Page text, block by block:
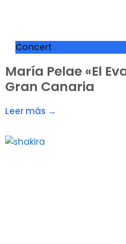
Concert
María Pelae «El
Gran Canaria
Leer más →